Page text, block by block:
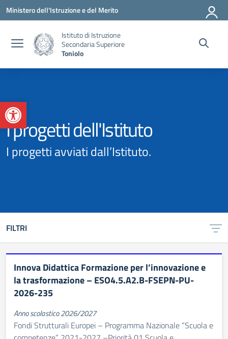
Apri la barra degli strumenti
Vai ai contenuti
Vai al menu di navigazione
Vai al footer
Ministero dell'Istruzione e del Merito
Istituto di Istruzione
Secondaria Superiore
Toniolo
I progetti dell'Istituto
I progetti avviati dall’Istituto.
FILTRI
Innova Didattica Formazione per l’innovazione e
la trasformazione – ESO4.5.A2.B-FSEPN-PU-
2026-235
Anno scolastico 2026/2027
Fondi Strutturali Europei – Programma Nazionale “Scuola e